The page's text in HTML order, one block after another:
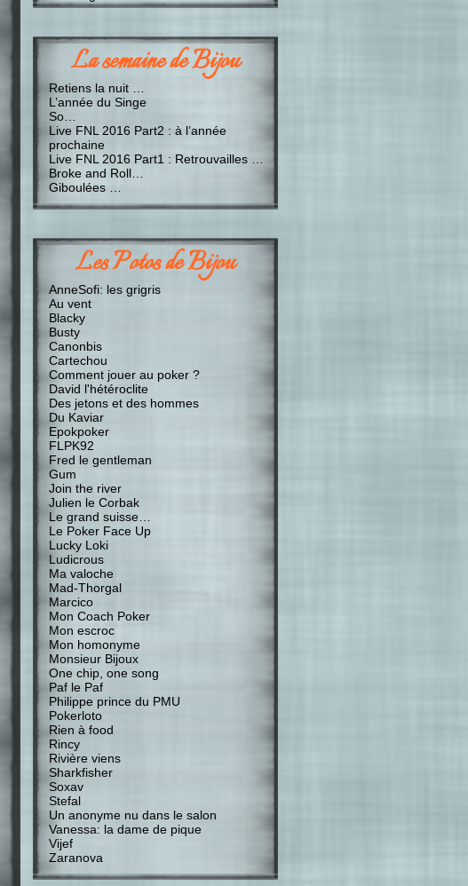
La semaine de Bijou
Retiens la nuit …
L’année du Singe
So…
Live FNL 2016 Part2 : à l’année
prochaine
Live FNL 2016 Part1 : Retrouvailles …
Broke and Roll…
Giboulées …
Les Potos de Bijou
AnneSofi: les grigris
Au vent
Blacky
Busty
Canonbis
Cartechou
Comment jouer au poker ?
David l'hétéroclite
Des jetons et des hommes
Du Kaviar
Epokpoker
FLPK92
Fred le gentleman
Gum
Join the river
Julien le Corbak
Le grand suisse…
Le Poker Face Up
Lucky Loki
Ludicrous
Ma valoche
Mad-Thorgal
Marcico
Mon Coach Poker
Mon escroc
Mon homonyme
Monsieur Bijoux
One chip, one song
Paf le Paf
Philippe prince du PMU
Pokerloto
Rien à food
Rincy
Rivière viens
Sharkfisher
Soxav
Stefal
Un anonyme nu dans le salon
Vanessa: la dame de pique
Vijef
Zaranova